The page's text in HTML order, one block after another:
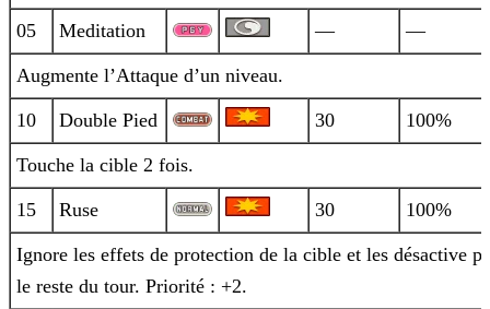
05 Meditation — —
Augmente l’Attaque d’un niveau.
10 Double Pied 30 100%
Touche la cible 2 fois.
15 Ruse 30 100%
Ignore les effets de protection de la cible et les désactive
le reste du tour. Priorité : +2.